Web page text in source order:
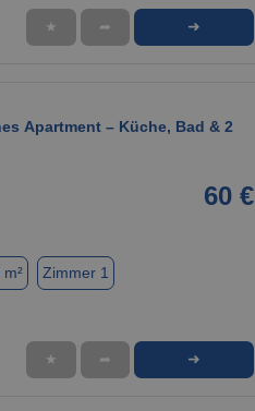
★ ➦ ➜
Apartment – Küche, Bad & 2
60 €
Zimmer 1
★ ➦ ➜